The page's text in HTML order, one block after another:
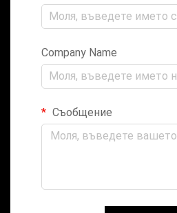
Company Name
Съобщение